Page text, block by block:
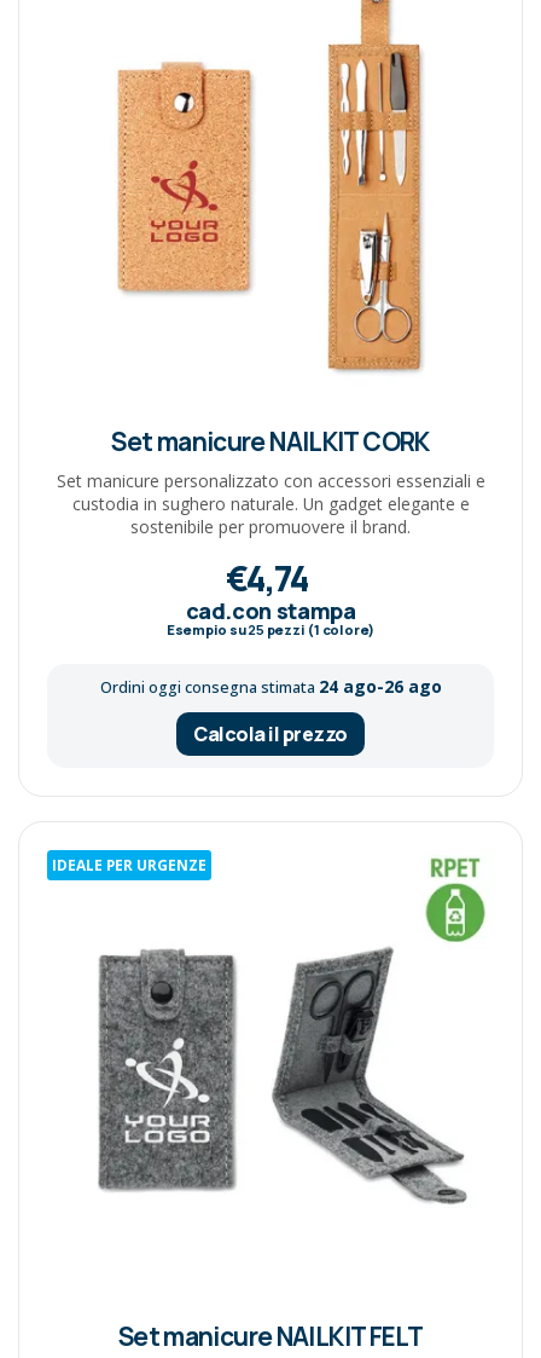
Set manicure NAILKIT CORK
Set manicure personalizzato con accessori essenziali e
custodia in sughero naturale. Un gadget elegante e
sostenibile per promuovere il brand.
€4,74
cad.con stampa
Esempio su25 pezzi (1 colore)
Ordini oggi consegna stimata 24 ago-26 ago
Calcola il prezzo
IDEALE PER URGENZE
Set manicure NAILKIT FELT